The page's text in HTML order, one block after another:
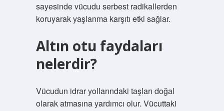
sayesinde vücudu serbest radikallerden
koruyarak yaşlanma karşıtı etki sağlar.
Altın otu faydaları
nelerdir?
Vücudun idrar yollarındaki taşları doğal
olarak atmasına yardımcı olur. Vücuttaki